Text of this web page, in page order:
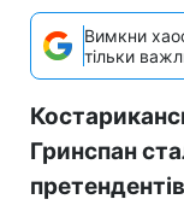
Вимкни
тільки
Гринспан